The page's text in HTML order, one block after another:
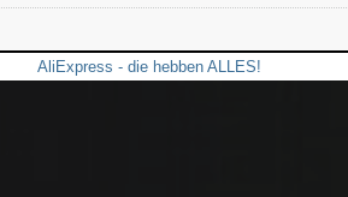
AliExpress - die hebben ALLES!